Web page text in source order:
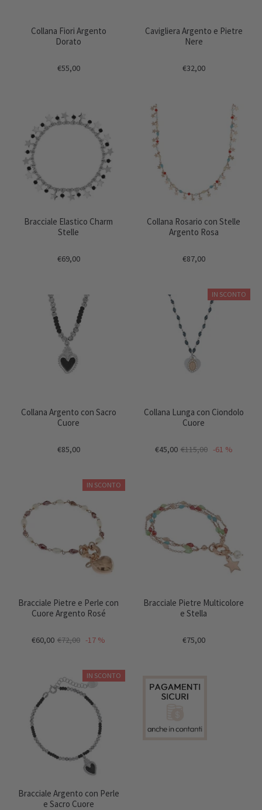
Collana Fiori Argento
Dorato
€55,00
Cavigliera Argento e Pietre
Nere
€32,00
Bracciale Elastico Charm
Stelle
€69,00
Collana Rosario con Stelle
Argento Rosa
€87,00
Collana Argento con Sacro
Cuore
€85,00
IN SCONTO
Collana Lunga con Ciondolo
Cuore
€45,00 €115,00 -61 %
IN SCONTO
Bracciale Pietre e Perle con
Cuore Argento Rosé
€60,00 €72,00 -17 %
Bracciale Pietre Multicolore
e Stella
€75,00
IN SCONTO
Bracciale Argento con Perle
e Sacro Cuore